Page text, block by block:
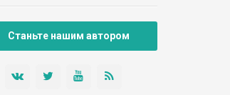
Станьте нашим автором